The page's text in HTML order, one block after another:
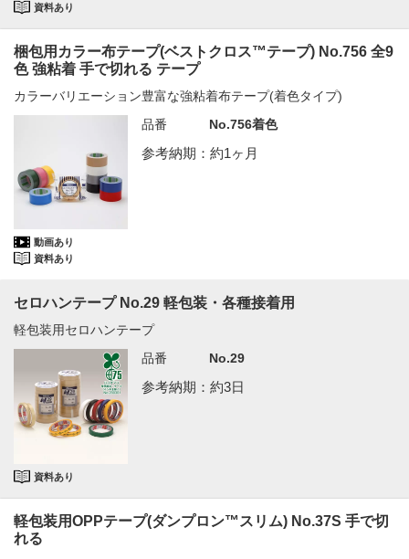
資料あり
梱包用カラー布テープ(ベストクロス™テープ) No.756 全9
色 強粘着 手で切れる テープ
カラーバリエーション豊富な強粘着布テープ(着色タイプ)
動画あり
資料あり
品番 No.756着色
参考納期：約1ヶ月
セロハンテープ No.29 軽包装・各種接着用
軽包装用セロハンテープ
資料あり
品番 No.29
参考納期：約3日
軽包装用OPPテープ(ダンプロン™スリム) No.37S 手で切
れる